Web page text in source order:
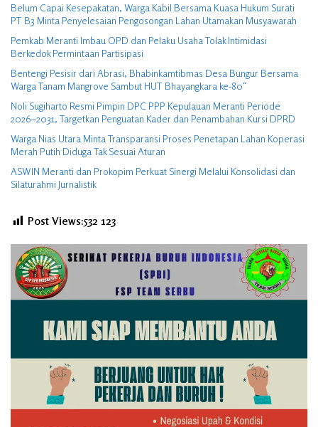
Belum Capai Kesepakatan, Warga Kabil Bersama Kuasa Hukum Surati
PT B3 Minta Penyelesaian Pengosongan Lahan Utamakan Musyawarah
Pemkab Meranti Imbau OPD dan Pelaku Usaha Tolak Intimidasi
Berkedok Permintaan Partisipasi
Bentengi Pesisir dari Abrasi, Bhabinkamtibmas Desa Bungur Bersama
Warga Tanam Mangrove Sambut HUT Bhayangkara ke-80″
Noli Sugiharto Resmi Pimpin DPC PPP Kepulauan Meranti Periode
2026–2031, Targetkan Penguatan Kader dan Penambahan Kursi DPRD
Warga Nias Utara Minta Transparansi Proses Penetapan Lahan Koperasi
Merah Putih Diduga Tak Sesuai Aturan
ASWIN Meranti dan Prokopim Perkuat Sinergi Melalui Konsolidasi dan
Silaturahmi Jurnalistik
Post Views:532 123